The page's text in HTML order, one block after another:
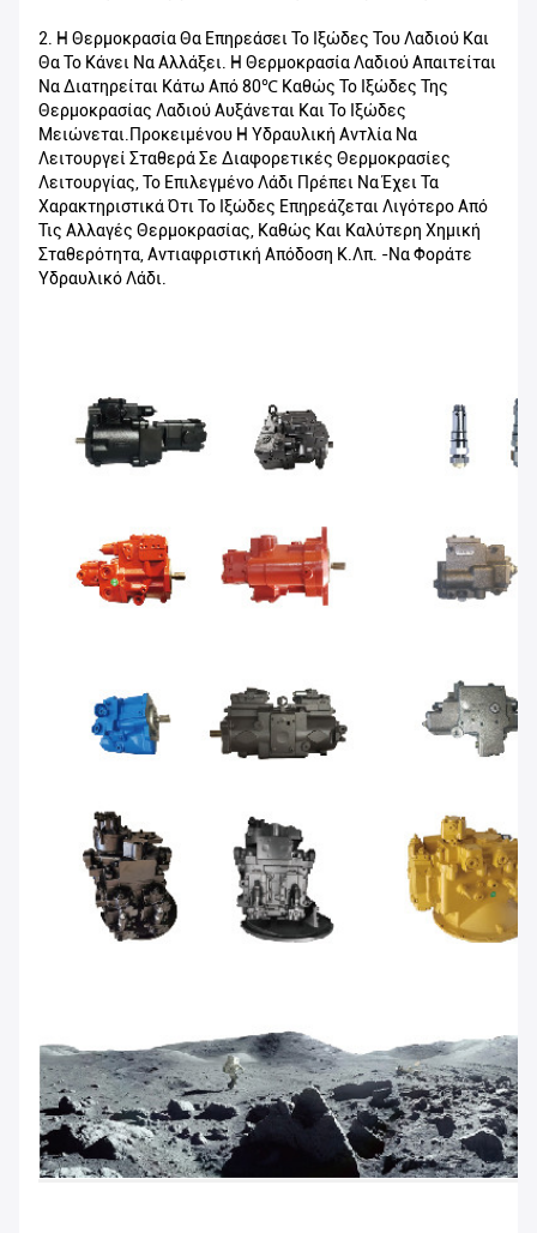
2. Η Θερμοκρασία Θα Επηρεάσει Το Ιξώδες Του Λαδιού Και
Θα Το Κάνει Να Αλλάξει. Η Θερμοκρασία Λαδιού Απαιτείται
Να Διατηρείται Κάτω Από 80℃ Καθώς Το Ιξώδες Της
Θερμοκρασίας Λαδιού Αυξάνεται Και Το Ιξώδες
Μειώνεται.Προκειμένου Η Υδραυλική Αντλία Να
Λειτουργεί Σταθερά Σε Διαφορετικές Θερμοκρασίες
Λειτουργίας, Το Επιλεγμένο Λάδι Πρέπει Να Έχει Τα
Χαρακτηριστικά Ότι Το Ιξώδες Επηρεάζεται Λιγότερο Από
Τις Αλλαγές Θερμοκρασίας, Καθώς Και Καλύτερη Χημική
Σταθερότητα, Αντιαφριστική Απόδοση Κ.λπ. -Να Φοράτε
Υδραυλικό Λάδι.